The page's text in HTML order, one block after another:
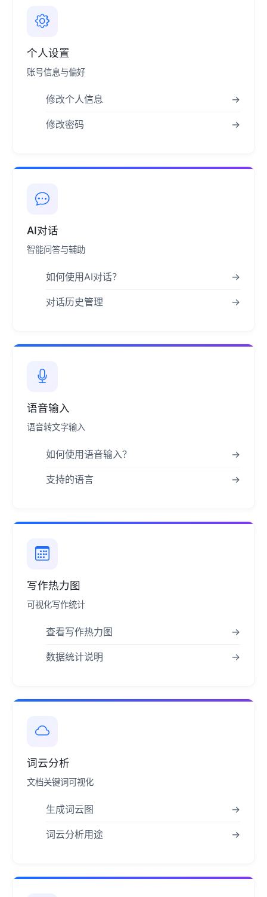
个人设置
账号信息与偏好
修改个人信息 →
修改密码 →
AI对话
智能问答与辅助
如何使用AI对话？ →
对话历史管理 →
语音输入
语音转文字输入
如何使用语音输入？ →
支持的语言 →
写作热力图
可视化写作统计
查看写作热力图 →
数据统计说明 →
词云分析
文档关键词可视化
生成词云图 →
词云分析用途 →